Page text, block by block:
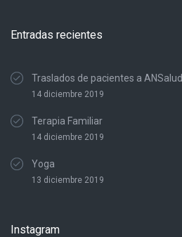
Entradas recientes
Traslados de pacientes a ANSalud
14 diciembre 2019
Terapia Familiar
14 diciembre 2019
Yoga
13 diciembre 2019
Instagram